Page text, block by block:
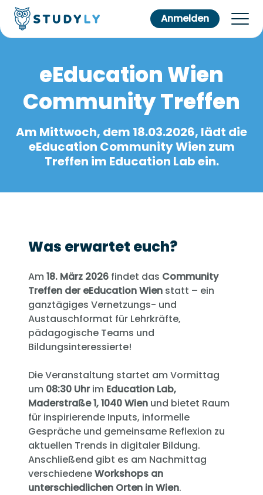
Anmelden
eEducation Wien
Community Treffen
Am Mittwoch, dem 18.03.2026, lädt die
eEducation Community Wien zum
Treffen im Education Lab ein.
Was erwartet euch?
Am18. März 2026 findet das Community
Treffen der eEducation Wien statt – ein
ganztägiges Vernetzungs- und
Austauschformat für Lehrkräfte,
pädagogische Teams und
Bildungsinteressierte!
Die Veranstaltung startet am Vormittag
um 08:30 Uhrim Education Lab,
Maderstraße 1, 1040 Wien und bietet Raum
für inspirierende Inputs, informelle
Gespräche und gemeinsame Reflexion zu
aktuellen Trends in digitaler Bildung.
Anschließend gibt es am Nachmittag
verschiedeneWorkshops an
unterschiedlichen Orten in Wien.